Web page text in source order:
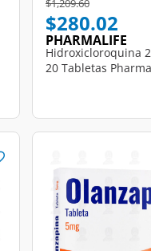
$1,209.60
$280.02
PHARMALIFE
Hidroxicloroquina
20 Tabletas